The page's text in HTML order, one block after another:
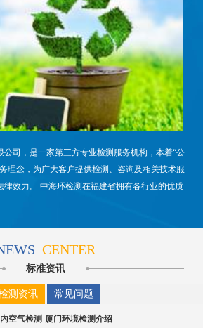
公司，是一家第三方专业检测服务机构，本着“公
理念，为广大客户提供检测、咨询及相关技术服
律效力。 中海环检测在福建省拥有各行业的优质
CENTER
标准资讯
测资讯 常见问题
空气检测-厦门环境检测介绍